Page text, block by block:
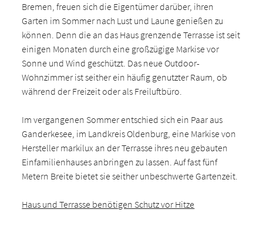
Bremen, freuen sich die Eigentümer darüber, ihren
Garten im Sommer nach Lust und Laune genießen zu
können. Denn die an das Haus grenzende Terrasse ist seit
einigen Monaten durch eine großzügige Markise vor
Sonne und Wind geschützt. Das neue Outdoor-
Wohnzimmer ist seither ein häufig genutzter Raum, ob
während der Freizeit oder als Freiluftbüro.
Im vergangenen Sommer entschied sich ein Paar aus
Ganderkesee, im Landkreis Oldenburg, eine Markise von
Hersteller markilux an der Terrasse ihres neu gebauten
Einfamilienhauses anbringen zu lassen. Auf fast fünf
Metern Breite bietet sie seither unbeschwerte Gartenzeit.
Haus und Terrasse benötigen Schutz vor Hitze